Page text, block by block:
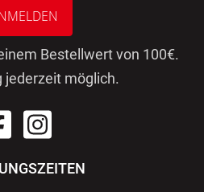
Bestellwert von 100€.
jederzeit möglich.